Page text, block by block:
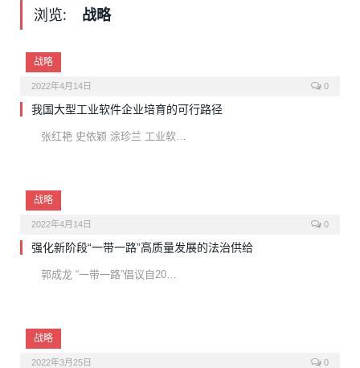
浏览: 战略
战略
2022年4月14日 0
我国大型工业软件企业培育的可行路径
张红艳 史依颖 涂珍兰 工业软…
战略
2022年4月14日 0
强化新阶段“一带一路”高质量发展的法治供给
郭成龙 “一带一路”倡议自20…
战略
2022年3月25日 0